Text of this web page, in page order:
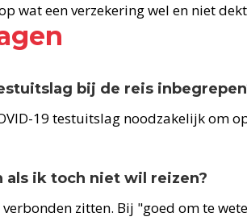
wat een verzekering wel en niet
bij de reis
19 testuitslag noodzakelijk om
als ik toch niet wil reizen?
zitten. Bij "goed om te